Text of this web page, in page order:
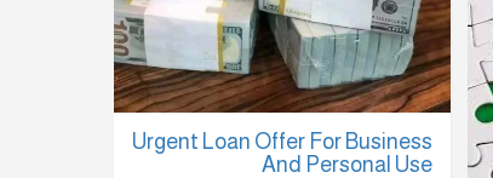
Urgent Loan Offer For Business
And Personal Use